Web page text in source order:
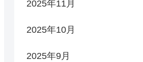
2025年11月
2025年10月
2025年9月